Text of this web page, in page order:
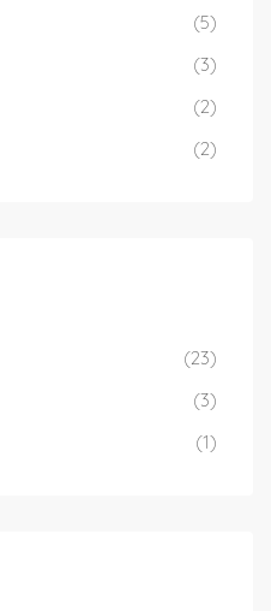
(5)
(3)
(2)
(2)
(23)
(3)
(1)